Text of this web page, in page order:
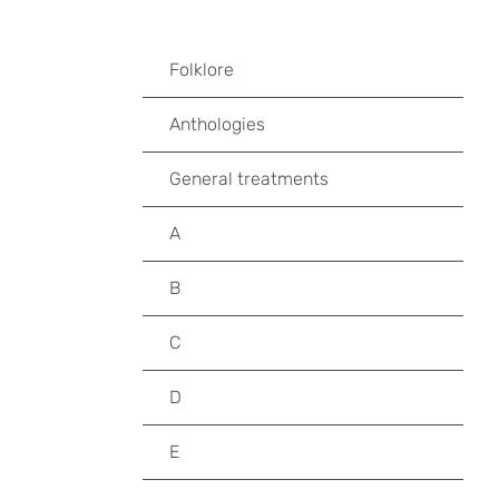
Folklore
Anthologies
General treatments
A
B
C
D
E